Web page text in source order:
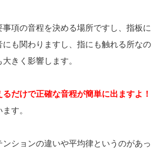
項の音程を決める場所ですし、指板に
にも関わりますし、指にも触れる所なの
きく影響します。
るだけで正確な音程が簡単に出ますよ！
す。
ンションの違いや平均律というのがあっ